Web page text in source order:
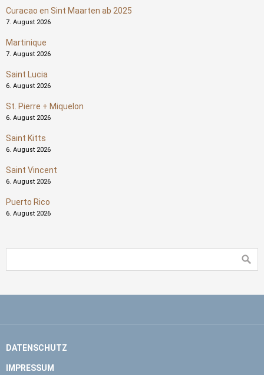
Curacao en Sint Maarten ab 2025
7. August 2026
Martinique
7. August 2026
Saint Lucia
6. August 2026
St. Pierre + Miquelon
6. August 2026
Saint Kitts
6. August 2026
Saint Vincent
6. August 2026
Puerto Rico
6. August 2026
DATENSCHUTZ
IMPRESSUM